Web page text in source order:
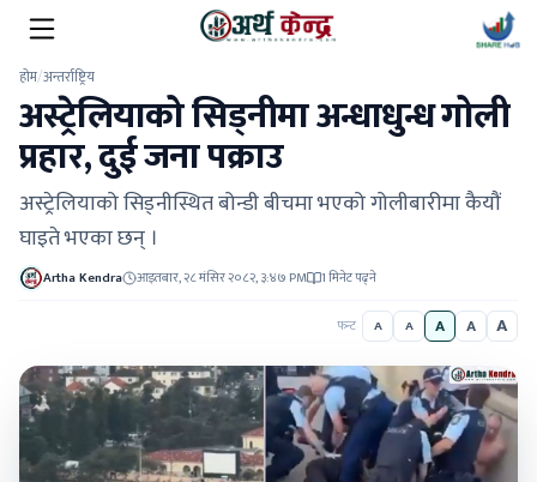
होम/अन्तर्राष्ट्रिय
अस्ट्रेलियाको सिड्नीमा अन्धाधुन्ध गोली
प्रहार, दुई जना पक्राउ
अस्ट्रेलियाको सिड्नीस्थित बोन्डी बीचमा भएको गोलीबारीमा कैयौं
घाइते भएका छन् ।
Artha Kendra आइतबार, २८ मंसिर २०८२, ३:४७ PM 1 मिनेट पढ्ने
फन्ट A A A A A